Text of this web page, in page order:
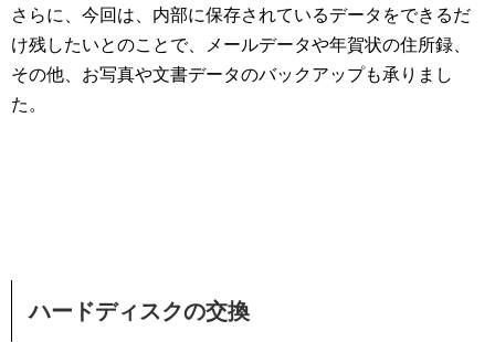
さらに、今回は、内部に保存されているデータをできるだ
け残したいとのことで、メールデータや年賀状の住所録、
その他、お写真や文書データのバックアップも承りまし
た。
ハードディスクの交換